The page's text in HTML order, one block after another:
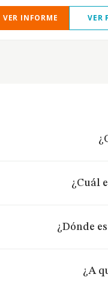
VER INFORME VER
¿Cuál
¿Dónde
¿A